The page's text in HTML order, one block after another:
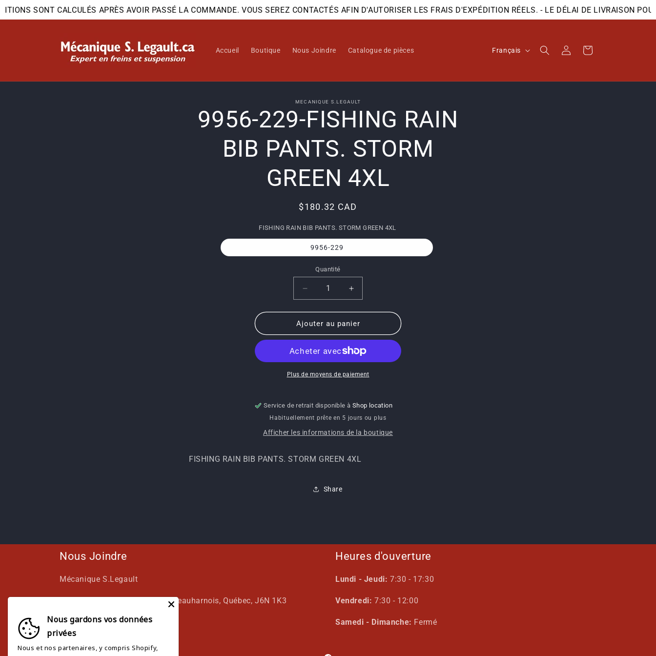
SONT CALCULÉS APRÈS AVOIR PASSÉ LA COMMANDE. VOUS SEREZ CONTACTÉS AFIN D'AUTORISER LES FRAIS D'EXPÉDITION RÉELS. - LE DÉLAI DE LIVRAISON
passer
au
Accueil Boutique Nous Joindre Catalogue de pièces
L
n
Français ConnexionPanier
informations
produits
MECANIQUE S.LEGAULT
9956-229-FISHING RAIN
BIB PANTS. STORM
GREEN 4XL
Prix
$180.32 CAD
FISHING RAIN BIB PANTS. STORM GREEN 4XL
9956-229
Quantité
Quantité
Réduire
la
quantité
de
9956-
FISHING
RAIN
BIB
GREEN
4XL
Augmenter
la
quantité
de
9956-
FISHING
RAIN
BIB
GREEN
4XL
Ajouter au panier
Plus de moyens de paiement
Service de retrait disponible à Shop location
Habituellement prête en 5 jours ou plus
Afficher les informations de la boutique
FISHING RAIN BIB PANTS. STORM GREEN 4XL
Share
Nous Joindre
Mécanique S.Legault
42 Boulevard de Maple Grove, Beauharnois, Québec, J6N 1K3
(450) 225-2886 (AUTO)
Heures d'ouverture
Lundi - Jeudi: 7:30 - 17:30
Vendredi: 7:30 - 12:00
Samedi - Dimanche: Fermé
Nous gardons vos données
privées
Nous et nos partenaires, y compris Shopify,